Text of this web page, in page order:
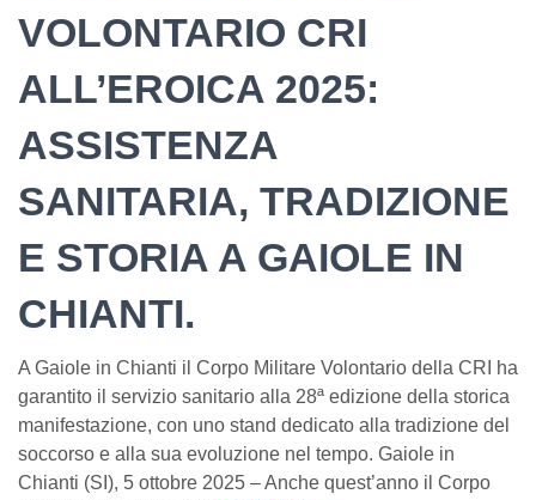
VOLONTARIO CRI
ALL’EROICA 2025:
ASSISTENZA
SANITARIA, TRADIZIONE
E STORIA A GAIOLE IN
CHIANTI.
A Gaiole in Chianti il Corpo Militare Volontario della CRI ha
garantito il servizio sanitario alla 28ª edizione della storica
manifestazione, con uno stand dedicato alla tradizione del
soccorso e alla sua evoluzione nel tempo. Gaiole in
Chianti (SI), 5 ottobre 2025 – Anche quest’anno il Corpo